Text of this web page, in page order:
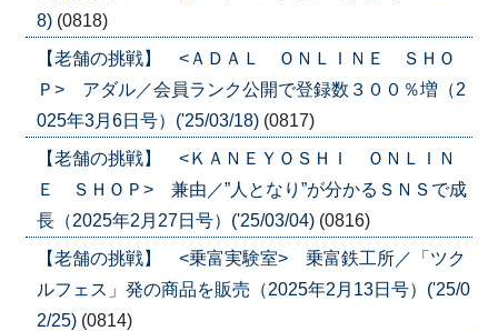
8) (0818)
【老舗の挑戦】 <ＡＤＡＬ ＯＮＬＩＮＥ ＳＨＯ
Ｐ> アダル／会員ランク公開で登録数３００％増（2
025年3月6日号）('25/03/18) (0817)
【老舗の挑戦】 <ＫＡＮＥＹＯＳＨＩ ＯＮＬＩＮ
Ｅ ＳＨＯＰ> 兼由／”人となり”が分かるＳＮＳで成
長（2025年2月27日号）('25/03/04) (0816)
【老舗の挑戦】 <乗富実験室> 乗富鉄工所／「ツク
ルフェス」発の商品を販売（2025年2月13日号）('25/0
2/25) (0814)